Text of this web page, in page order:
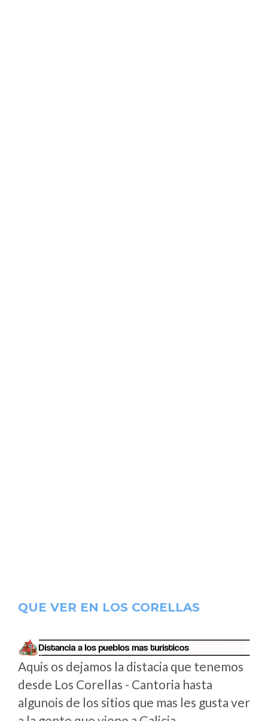
QUE VER EN LOS CORELLAS
Aquis os dejamos la distacia que tenemos
desde Los Corellas - Cantoria hasta
algunois de los sitios que mas les gusta ver